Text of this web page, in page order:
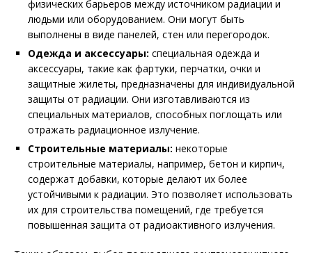
физических барьеров между источником радиации и
людьми или оборудованием. Они могут быть
выполнены в виде панелей, стен или перегородок.
Одежда и аксессуары: специальная одежда и
аксессуары, такие как фартуки, перчатки, очки и
защитные жилеты, предназначены для индивидуальной
защиты от радиации. Они изготавливаются из
специальных материалов, способных поглощать или
отражать радиационное излучение.
Строительные материалы: некоторые
строительные материалы, например, бетон и кирпич,
содержат добавки, которые делают их более
устойчивыми к радиации. Это позволяет использовать
их для строительства помещений, где требуется
повышенная защита от радиоактивного излучения.